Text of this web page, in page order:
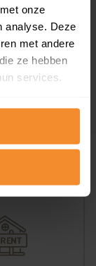
onze
analyse. Deze
met andere
ze hebben
services.